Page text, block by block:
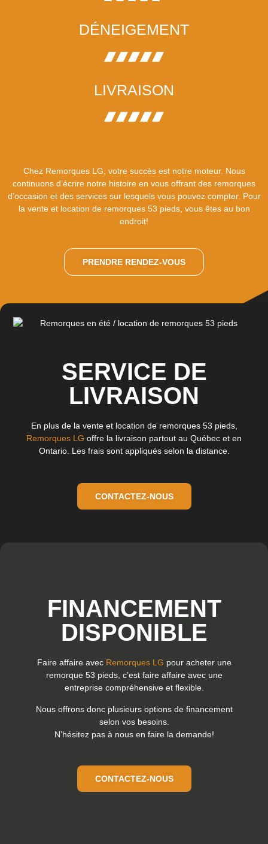
DÉNEIGEMENT
LIVRAISON
Chez Remorques LG, votre succès est notre moteur. Nous
continuons d’écrire notre histoire en vous offrant des remorques
d’occasion et des services sur lesquels vous pouvez compter. Pour
la vente et location de remorques 53 pieds, vous êtes au bon
endroit!
PRENDRE RENDEZ-VOUS
SERVICE DE
LIVRAISON
En plus de la vente et location de remorques 53 pieds,
Remorques LG offre la livraison partout au Québec et en
Ontario. Les frais sont appliqués selon la distance.
CONTACTEZ-NOUS
FINANCEMENT
DISPONIBLE
Faire affaire avec Remorques LG pour acheter une
remorque 53 pieds, c’est faire affaire avec une
entreprise compréhensive et flexible.
Nous offrons donc plusieurs options de financement
selon vos besoins.
N’hésitez pas à nous en faire la demande!
CONTACTEZ-NOUS